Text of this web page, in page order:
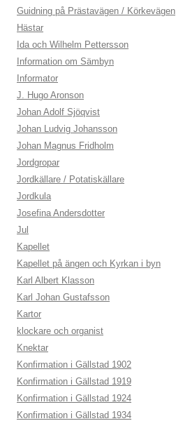
Guidning på Prästavägen / Körkevägen
Hästar
Ida och Wilhelm Pettersson
Information om Sämbyn
Informator
J. Hugo Aronson
Johan Adolf Sjöqvist
Johan Ludvig Johansson
Johan Magnus Fridholm
Jordgropar
Jordkällare / Potatiskällare
Jordkula
Josefina Andersdotter
Jul
Kapellet
Kapellet på ängen och Kyrkan i byn
Karl Albert Klasson
Karl Johan Gustafsson
Kartor
klockare och organist
Knektar
Konfirmation i Gällstad 1902
Konfirmation i Gällstad 1919
Konfirmation i Gällstad 1924
Konfirmation i Gällstad 1934